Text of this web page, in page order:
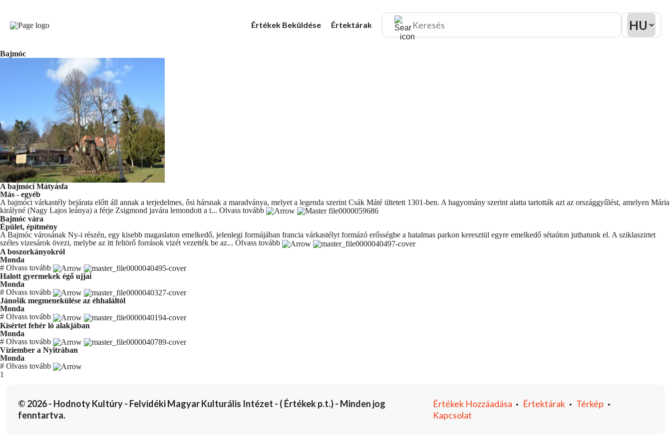
Értékek Beküldése Értektárak
Bajmóc
A bajmóci Mátyásfa
Más - egyéb
A bajmóci várkastély bejárata előtt áll annak a terjedelmes, ősi hársnak a maradványa, melyet a legenda szerint Csák Máté ültetett 1301-ben. A hagyomány szerint alatta tartották azt az országgyűlést, amelyen Mária
királyné (Nagy Lajos leánya) a férje Zsigmond javára lemondott a t... Olvass tovább
Bajmóc vára
Épület, építmény
A Bajmóc városának Ny-i részén, egy kisebb magaslaton emelkedő, jelenlegi formájában francia várkastélyt formázó erősségbe a hatalmas parkon keresztül egyre emelkedő sétaúton juthatunk el. A sziklaszirtet
széles vizesárok övezi, melybe az itt feltörő források vizét vezették be az... Olvass tovább
A boszorkányokról
Monda
# Olvass tovább
Halott gyermekek égő ujjai
Monda
# Olvass tovább
Jánošík megmenekülése az éhhaláltól
Monda
# Olvass tovább
Kísértet fehér ló alakjában
Monda
# Olvass tovább
Víziember a Nyitrában
Monda
# Olvass tovább
You're currently reading page
1
© 2026 - Hodnoty Kultúry - Felvidéki Magyar Kulturális Intézet - ( Értékek p.t.) - Minden jog
fenntartva.
Értékek Hozzáadása • Értektárak • Térkép •
Kapcsolat